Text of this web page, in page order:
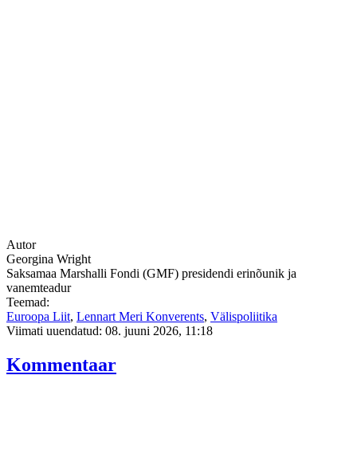
Autor
Georgina Wright
Saksamaa Marshalli Fondi (GMF) presidendi erinõunik ja
vanemteadur
Teemad:
Euroopa Liit, Lennart Meri Konverents, Välispoliitika
Viimati uuendatud: 08. juuni 2026, 11:18
Kommentaar